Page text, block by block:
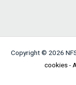
Copyright © 2026
cookies-